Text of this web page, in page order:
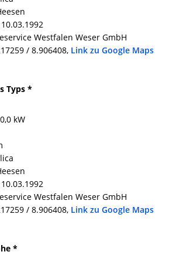
Westfalen Weser GmbH
/ 8.906408, Link zu Google Maps
Typs *
kW
Westfalen Weser GmbH
/ 8.906408, Link zu Google Maps
*